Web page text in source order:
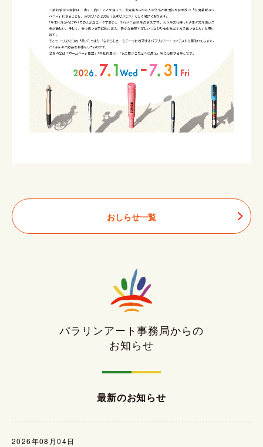
おしらせ一覧
パラリンアート事務局からの
お知らせ
最新のお知らせ
2026年08月04日